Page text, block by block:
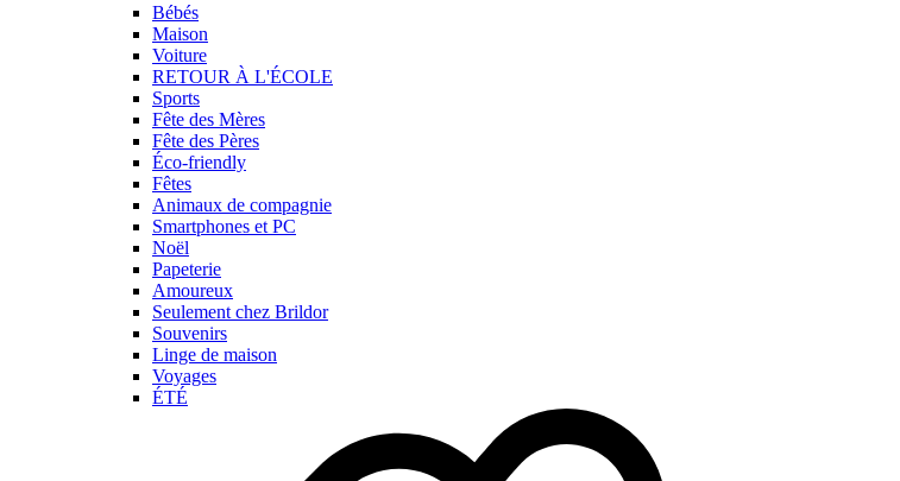
Bébés
Maison
Voiture
RETOUR À L'ÉCOLE
Sports
Fête des Mères
Fête des Pères
Éco-friendly
Fêtes
Animaux de compagnie
Smartphones et PC
Noël
Papeterie
Amoureux
Seulement chez Brildor
Souvenirs
Linge de maison
Voyages
ÉTÉ